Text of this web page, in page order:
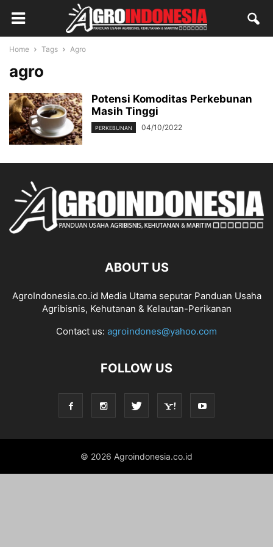
Home Tags Agro
agro
Potensi Komoditas Perkebunan
Masih Tinggi
PERKEBUNAN 04/10/2022
ABOUT US
AgroIndonesia.co.id Media Utama seputar Panduan Usaha
Agribisnis, Kehutanan & Kelautan-Perikanan
Contact us: agroindones@yahoo.com
FOLLOW US
© 2026 Agroindonesia.co.id